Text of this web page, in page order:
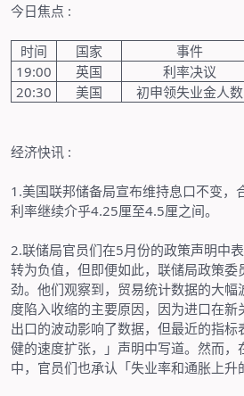
今日焦点 :
时间 国家 事件
19:00
英国 利率决议
20:30
美国 初申领失业金人数
经济快讯 :
1.美国联邦储备局宣布维持息口不变，
利率继续介乎4.25厘至4.5厘之间。
2.联储局官员们在5月份的政策声明中
转为负值，但即便如此，联储局政策委
劲。他们观察到，贸易统计数据的大幅
度陷入收缩的主要原因，因为进口在
出口的波动影响了数据，但最近的指标
健的速度扩张，」声明中写道。然而
中，官员们也承认「失业率和通胀上升